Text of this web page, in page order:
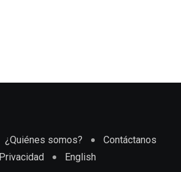
¿Quiénes somos?
Contáctanos
Privacidad
English